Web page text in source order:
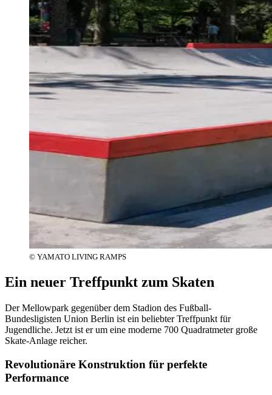
© YAMATO LIVING RAMPS
Ein neuer Treffpunkt zum Skaten
Der Mellowpark gegenüber dem Stadion des Fußball-
Bundesligisten Union Berlin ist ein beliebter Treffpunkt für
Jugendliche. Jetzt ist er um eine moderne 700 Quadratmeter große
Skate-Anlage reicher.
Revolutionäre Konstruktion für perfekte
Performance